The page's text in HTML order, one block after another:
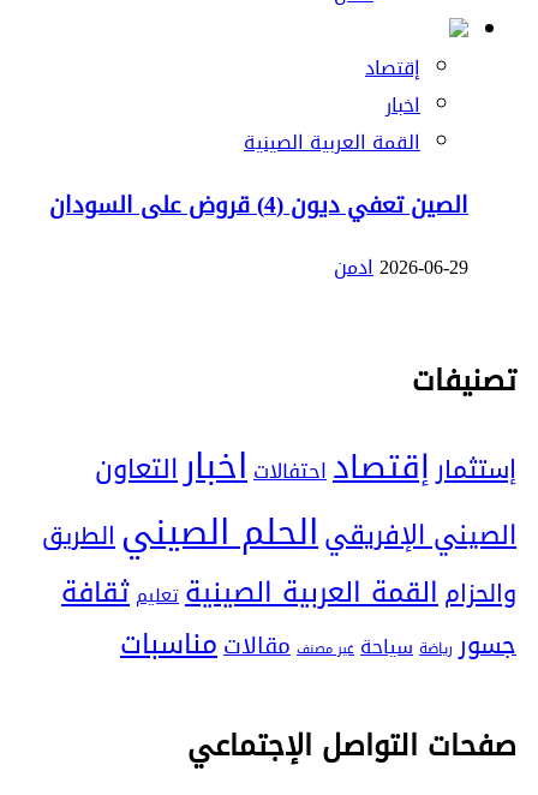
إقتصاد
اخبار
القمة العربية الصينية
الصين تعفي ديون (4) قروض على السودان
2026-06-29ادمن
تصنيفات
إستثمارإقتصاداحتفالاتاخبارالتعاون
الصيني الإفريقيالحلم الصينيالطريق
والحزامالقمة العربية الصينيةتعليم ثقافة
جسور رياضة سياحة غير مصنف مقالاتمناسبات
صفحات التواصل الإجتماعي